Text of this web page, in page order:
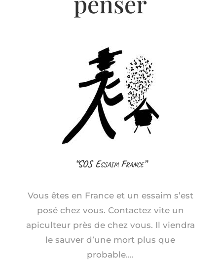
“SOS Essaim France”
Vous êtes en France et un essaim s’est
posé chez vous. Contactez vite un
apiculteur près de chez vous. Il viendra
le sauver d’une mort plus que
probable….